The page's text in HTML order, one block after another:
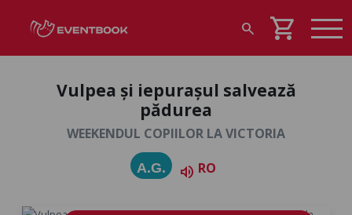
search shopping_cart
Vulpea și iepurașul salvează
pădurea
WEEKENDUL COPIILOR LA VICTORIA
A.G. volume_up RO